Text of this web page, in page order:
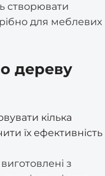
створювати
для меблевих
дереву
кілька
їх ефективність
з